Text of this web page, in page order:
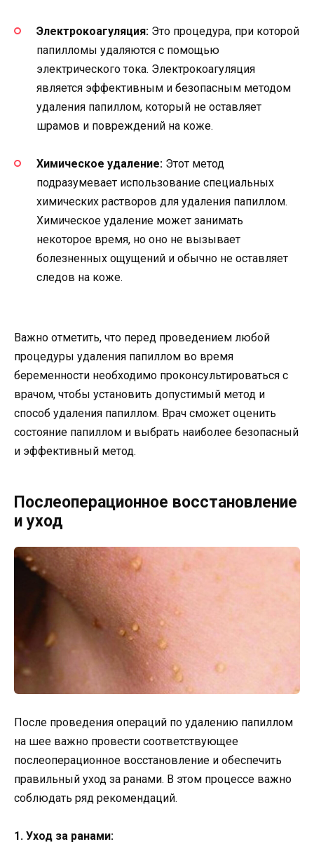
Электрокоагуляция: Это процедура, при которой
папилломы удаляются с помощью
электрического тока. Электрокоагуляция
является эффективным и безопасным методом
удаления папиллом, который не оставляет
шрамов и повреждений на коже.
Химическое удаление: Этот метод
подразумевает использование специальных
химических растворов для удаления папиллом.
Химическое удаление может занимать
некоторое время, но оно не вызывает
болезненных ощущений и обычно не оставляет
следов на коже.
Важно отметить, что перед проведением любой
процедуры удаления папиллом во время
беременности необходимо проконсультироваться с
врачом, чтобы установить допустимый метод и
способ удаления папиллом. Врач сможет оценить
состояние папиллом и выбрать наиболее безопасный
и эффективный метод.
Послеоперационное восстановление
и уход
После проведения операций по удалению папиллом
на шее важно провести соответствующее
послеоперационное восстановление и обеспечить
правильный уход за ранами. В этом процессе важно
соблюдать ряд рекомендаций.
1. Уход за ранами: